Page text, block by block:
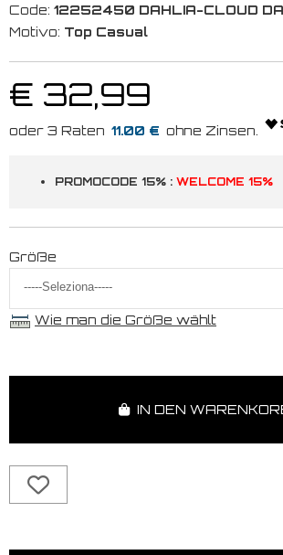
Code: 12252450 DAHLIA-CLOUD
Motivo: Top Casual
€ 32,99
11.00 €
PROMOCODE 15% : WELCOME 15%
Größe
Wie man die Größe wählt
IN DEN